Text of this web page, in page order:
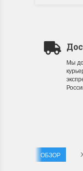
первого летнего дня
Мы
ОБЗОР